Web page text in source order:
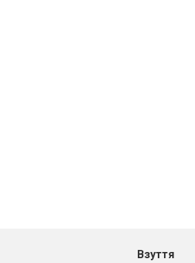
Взуття